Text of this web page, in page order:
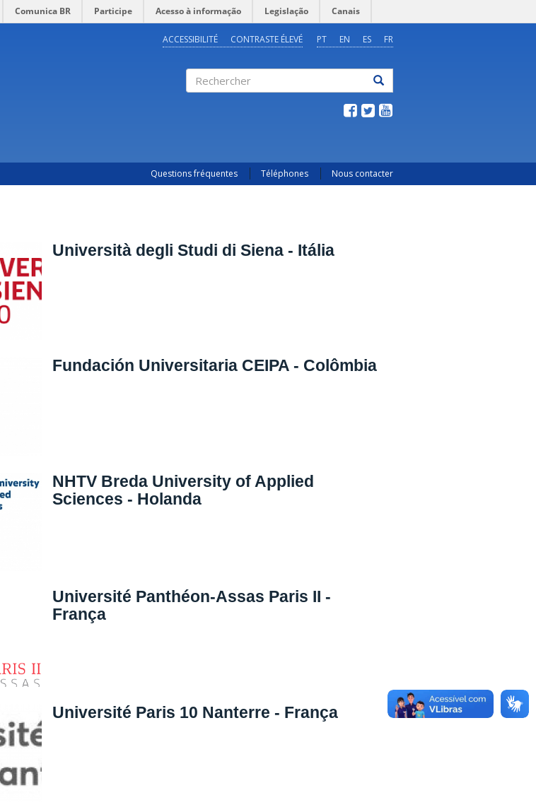
Comunica BR Participe Acesso à informação Legislação Canais
PT EN ES FR
ACCESSIBILITÉ CONTRASTE ÉLEVÉ
Questions fréquentes Téléphones Nous contacter
Università degli Studi di Siena - Itália
Fundación Universitaria CEIPA - Colômbia
NHTV Breda University of Applied
Sciences - Holanda
Université Panthéon-Assas Paris II -
França
Université Paris 10 Nanterre - França